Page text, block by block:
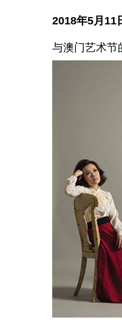
2018年5月11
与澳门艺术节